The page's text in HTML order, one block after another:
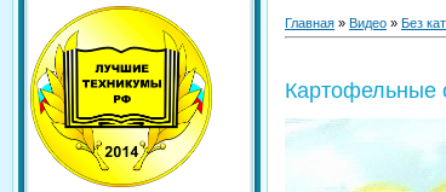
Главная » Видео » Без
Картофельные